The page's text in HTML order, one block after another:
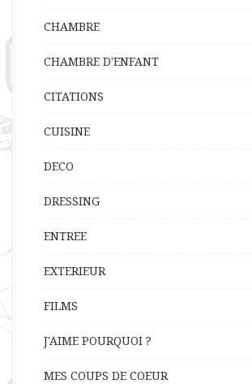
CHAMBRE
CHAMBRE D'ENFANT
CITATIONS
CUISINE
DECO
DRESSING
ENTREE
EXTERIEUR
FILMS
J'AIME POURQUOI ?
MES COUPS DE COEUR